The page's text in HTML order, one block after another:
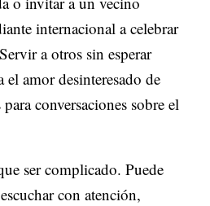
internacional a celebrar
a otros sin esperar
el amor desinteresado de
conversaciones sobre el
ser complicado. Puede
con atención,